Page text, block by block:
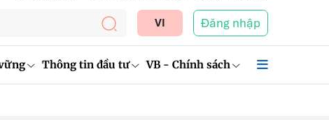
VI Đăng nhập
Thông tin đầu tư VB - Chính sách